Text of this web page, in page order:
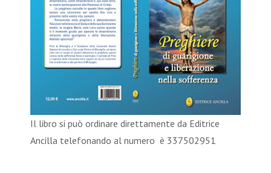
Il libro si può ordinare direttamente da Editrice
Ancilla telefonando al numero è 337502951